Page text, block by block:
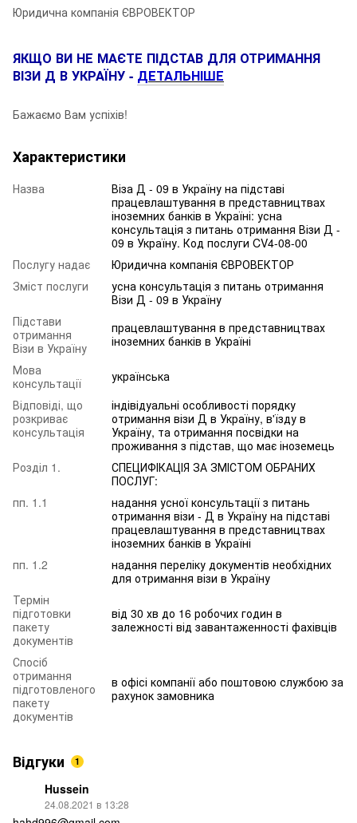
Юридична компанія ЄВРОВЕКТОР
ЯКЩО ВИ НЕ МАЄТЕ ПІДСТАВ ДЛЯ ОТРИМАННЯ
ВІЗИ Д В УКРАЇНУ - ДЕТАЛЬНІШЕ
Бажаємо Вам успіхів!
Характеристики
Назва
Віза Д - 09 в Україну на підставі
працевлаштування в представництвах
іноземних банків в Україні: усна
консультація з питань отримання Візи Д -
09 в Україну. Код послуги CV4-08-00
Послугу надає
Юридична компанія ЄВРОВЕКТОР
Зміст послуги
усна консультація з питань отримання
Візи Д - 09 в Україну
Підстави
отримання
Візи в Україну
працевлаштування в представництвах
іноземних банків в Україні
Мова
консультації
українська
Відповіді, що
розкриває
консультація
індівідуальні особливості порядку
отримання візи Д в Україну, в'їзду в
Україну, та отримання посвідки на
проживання з підстав, що має іноземець
Розділ 1.
СПЕЦИФІКАЦІЯ ЗА ЗМІСТОМ ОБРАНИХ
ПОСЛУГ:
пп. 1.1
надання усної консультації з питань
отримання візи - Д в Україну на підставі
працевлаштування в представництвах
іноземних банків в Україні
пп. 1.2
надання переліку документів необхідних
для отримання візи в Україну
Термін
підготовки
пакету
документів
від 30 хв до 16 робочих годин в
залежності від завантаженності фахівців
Спосіб
отримання
підготовленого
пакету
документів
в офісі компанії або поштовою службою за
рахунок замовника
Відгуки 1
Hussein
24.08.2021 в 13:28